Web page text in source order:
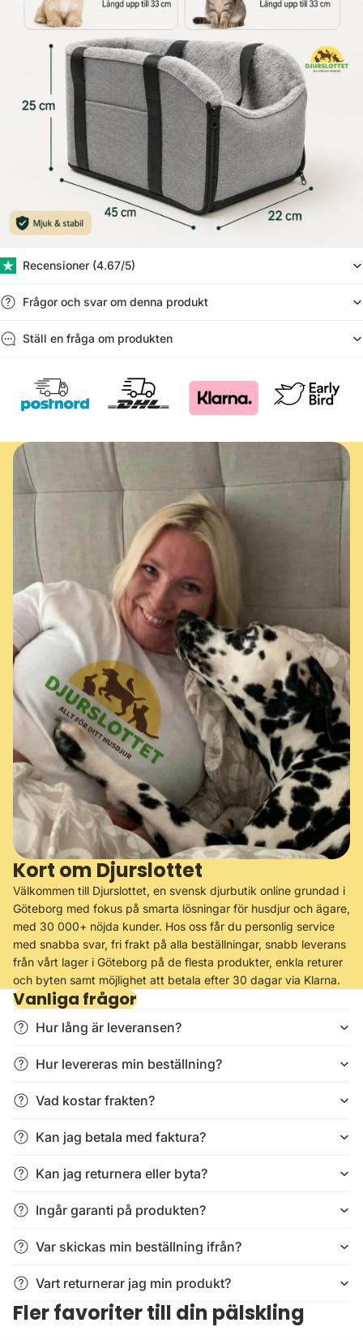
Recensioner (​4.67/5)
Frågor och svar om denna produkt
Ställ en fråga om produkten
Kort om Djurslottet
Välkommen till Djurslottet, en svensk djurbutik online grundad i
Göteborg med fokus på smarta lösningar för husdjur och ägare,
med 30 000+ nöjda kunder. Hos oss får du personlig service
med snabba svar, fri frakt på alla beställningar, snabb leverans
från vårt lager i Göteborg på de flesta produkter, enkla returer
och byten samt möjlighet att betala efter 30 dagar via Klarna.
Vanliga frågor
Hur lång är leveransen?
Hur levereras min beställning?
Vad kostar frakten?
Kan jag betala med faktura?
Kan jag returnera eller byta?
Ingår garanti på produkten?
Var skickas min beställning ifrån?
Vart returnerar jag min produkt?
Fler favoriter till din pälskling